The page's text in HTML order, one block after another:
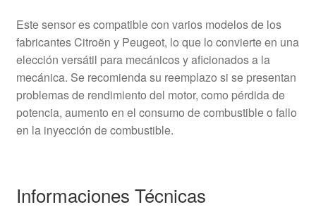
Este sensor es compatible con varios modelos de los
fabricantes Citroën y Peugeot, lo que lo convierte en una
elección versátil para mecánicos y aficionados a la
mecánica. Se recomienda su reemplazo si se presentan
problemas de rendimiento del motor, como pérdida de
potencia, aumento en el consumo de combustible o fallo
en la inyección de combustible.
Informaciones Técnicas